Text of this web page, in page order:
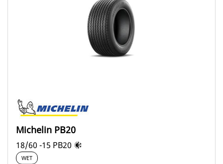
Michelin PB20
18/60 -15 PB20
WET